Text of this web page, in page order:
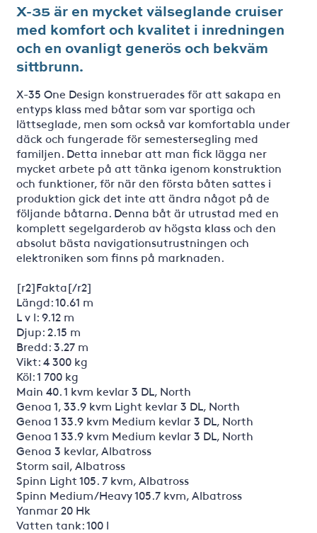
X-35 är en mycket välseglande cruiser
med komfort och kvalitet i inredningen
och en ovanligt generös och bekväm
sittbrunn.
X-35 One Design konstruerades för att sakapa en
entyps klass med båtar som var sportiga och
lättseglade, men som också var komfortabla under
däck och fungerade för semestersegling med
familjen. Detta innebar att man fick lägga ner
mycket arbete på att tänka igenom konstruktion
och funktioner, för när den första båten sattes i
produktion gick det inte att ändra något på de
följande båtarna. Denna båt är utrustad med en
komplett segelgarderob av högsta klass och den
absolut bästa navigationsutrustningen och
elektroniken som finns på marknaden.
[r2]Fakta[/r2]
Längd: 10.61 m
L v l: 9.12 m
Djup: 2.15 m
Bredd: 3.27 m
Vikt: 4 300 kg
Köl: 1 700 kg
Main 40. 1 kvm kevlar 3 DL, North
Genoa 1, 33.9 kvm Light kevlar 3 DL, North
Genoa 1 33.9 kvm Medium kevlar 3 DL, North
Genoa 1 33.9 kvm Medium kevlar 3 DL, North
Genoa 3 kevlar, Albatross
Storm sail, Albatross
Spinn Light 105. 7 kvm, Albatross
Spinn Medium/Heavy 105.7 kvm, Albatross
Yanmar 20 Hk
Vatten tank: 100 l